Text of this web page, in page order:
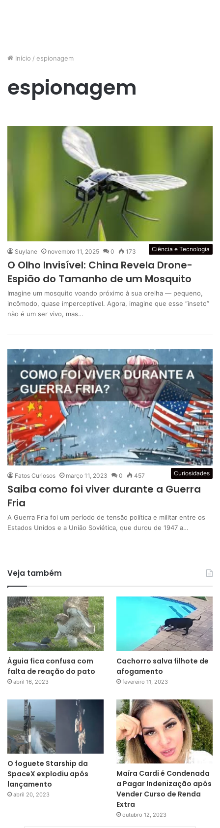
Início / espionagem
espionagem
Ciência e Tecnologia
Suylane novembro 11, 2025 0 173
O Olho Invisível: China Revela Drone-
Espião do Tamanho de um Mosquito
Imagine um mosquito voando próximo à sua orelha — pequeno,
incômodo, quase imperceptível. Agora, imagine que esse “inseto”
não é um ser vivo, mas…
Curiosidades
Fatos Curiosos março 11, 2023 0 457
Saiba como foi viver durante a Guerra
Fria
A Guerra Fria foi um período de tensão política e militar entre os
Estados Unidos e a União Soviética, que durou de 1947 a…
Veja também
Águia fica confusa com
falta de reação do pato
abril 16, 2023
Cachorro salva filhote de
afogamento
fevereiro 11, 2023
O foguete Starship da
SpaceX explodiu após
lançamento
abril 20, 2023
Maíra Cardi é Condenada
a Pagar Indenização após
Vender Curso de Renda
Extra
outubro 12, 2023